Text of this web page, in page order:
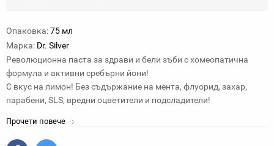
Опаковка:75 мл
Марка: Dr. Silver
Революционна паста за здрави и бели зъби с хомеопатична
формула и активни сребърни йони!
С вкус на лимон! Без съдържание на мента, флуорид, захар,
парабени, SLS, вредни оцветители и подсладители!
Прочети повече